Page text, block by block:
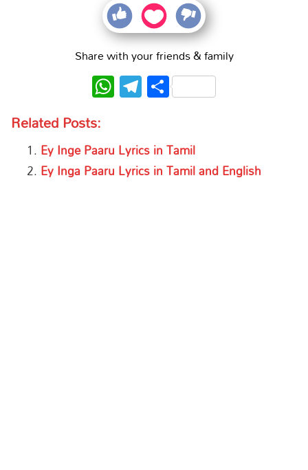
Share with your friends & family
WhatsApp
Telegram
Share
Related Posts:
Ey Inge Paaru Lyrics in Tamil
Ey Inga Paaru Lyrics in Tamil and English